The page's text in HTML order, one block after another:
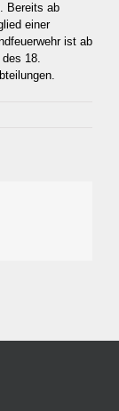
Bereits ab
einer
ist ab
18.